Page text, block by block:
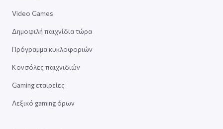
Video Games
Δημοφιλή παιχνίδια τώρα
Πρόγραμμα κυκλοφοριών
Κονσόλες παιχνιδιών
Gaming εταιρείες
Λεξικό gaming όρων